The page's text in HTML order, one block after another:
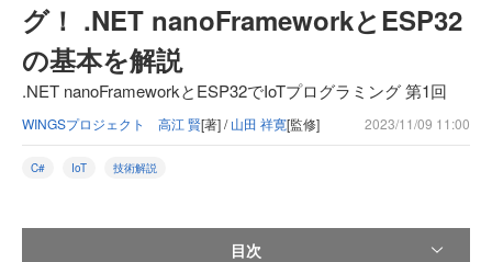
グ！ .NET nanoFrameworkとESP32
の基本を解説
.NET nanoFrameworkとESP32でIoTプログラミング 第1回
WINGSプロジェクト 高江 賢[著] /山田 祥寛[監修] 2023/11/09 11:00
C# IoT 技術解説
目次